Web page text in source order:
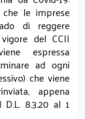
le imprese
di reggere
del CCII
espressa
ad ogni
che viene
appena
8.3.20 al 1